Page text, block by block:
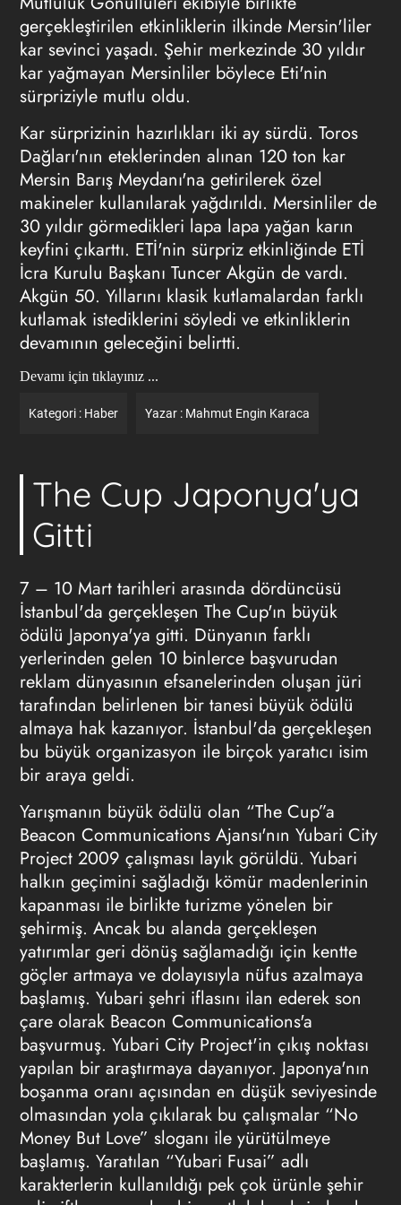
gerçekleştirilen etkinliklerin ilkinde Mersin'liler
kar sevinci yaşadı. Şehir merkezinde 30 yıldır
kar yağmayan Mersinliler böylece Eti'nin
sürpriziyle mutlu oldu.
Kar sürprizinin hazırlıkları iki ay sürdü. Toros
Dağları'nın eteklerinden alınan 120 ton kar
Mersin Barış Meydanı'na getirilerek özel
makineler kullanılarak yağdırıldı. Mersinliler de
30 yıldır görmedikleri lapa lapa yağan karın
keyfini çıkarttı. ETİ'nin sürpriz etkinliğinde ETİ
İcra Kurulu Başkanı Tuncer Akgün de vardı.
Akgün 50. Yıllarını klasik kutlamalardan farklı
kutlamak istediklerini söyledi ve etkinliklerin
devamının geleceğini belirtti.
Devamı için tıklayınız ...
Kategori : Haber Yazar : Mahmut Engin Karaca
The Cup Japonya'ya
Gitti
7 – 10 Mart tarihleri arasında dördüncüsü
İstanbul'da gerçekleşen The Cup'ın büyük
ödülü Japonya'ya gitti. Dünyanın farklı
yerlerinden gelen 10 binlerce başvurudan
reklam dünyasının efsanelerinden oluşan jüri
tarafından belirlenen bir tanesi büyük ödülü
almaya hak kazanıyor. İstanbul'da gerçekleşen
bu büyük organizasyon ile birçok yaratıcı isim
bir araya geldi.
Yarışmanın büyük ödülü olan “The Cup”a
Beacon Communications Ajansı'nın Yubari City
Project 2009 çalışması layık görüldü. Yubari
halkın geçimini sağladığı kömür madenlerinin
kapanması ile birlikte turizme yönelen bir
şehirmiş. Ancak bu alanda gerçekleşen
yatırımlar geri dönüş sağlamadığı için kentte
göçler artmaya ve dolayısıyla nüfus azalmaya
başlamış. Yubari şehri iflasını ilan ederek son
çare olarak Beacon Communications'a
başvurmuş. Yubari City Project'in çıkış noktası
yapılan bir araştırmaya dayanıyor. Japonya'nın
boşanma oranı açısından en düşük seviyesinde
olmasından yola çıkılarak bu çalışmalar “No
Money But Love” sloganı ile yürütülmeye
başlamış. Yaratılan “Yubari Fusai” adlı
karakterlerin kullanıldığı pek çok ürünle şehir